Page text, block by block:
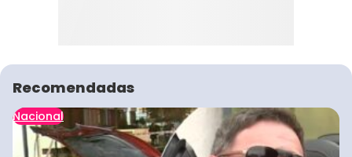
Recomendadas
Nacional